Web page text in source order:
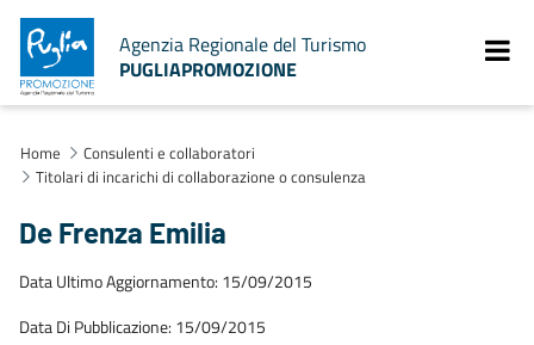
Agenzia Regionale del Turismo
PUGLIAPROMOZIONE
Home
Consulenti e collaboratori
Titolari di incarichi di collaborazione o consulenza
De Frenza Emilia
Data Ultimo Aggiornamento: 15/09/2015
Data Di Pubblicazione: 15/09/2015